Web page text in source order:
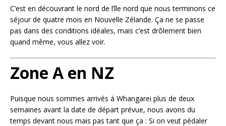
C’est en découvrant le nord de l’île nord que nous terminons ce
séjour de quatre mois en Nouvelle Zélande. Ça ne se passe
pas dans des conditions idéales, mais c’est drôlement bien
quand même, vous allez voir.
Zone A en NZ
Puisque nous sommes arrivés à Whangarei plus de deux
semaines avant la date de départ prévue, nous avons du
temps devant nous mais pas tant que ça : Si on veut pédaler